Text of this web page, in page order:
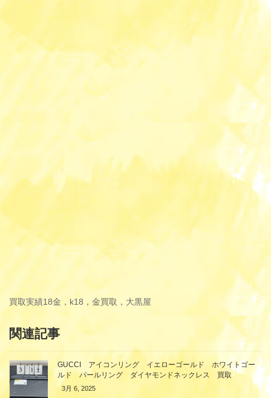
買取実績18金，k18，金買取，大黒屋
関連記事
GUCCI アイコンリング イエローゴールド ホワイトゴー
ルド パールリング ダイヤモンドネックレス 買取
3月 6, 2025